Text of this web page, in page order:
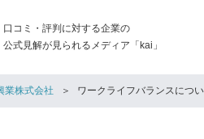
口コミ・評判に対する企業の
公式見解が見られるメディア「kai」
業株式会社 ワークライフバランスにつ